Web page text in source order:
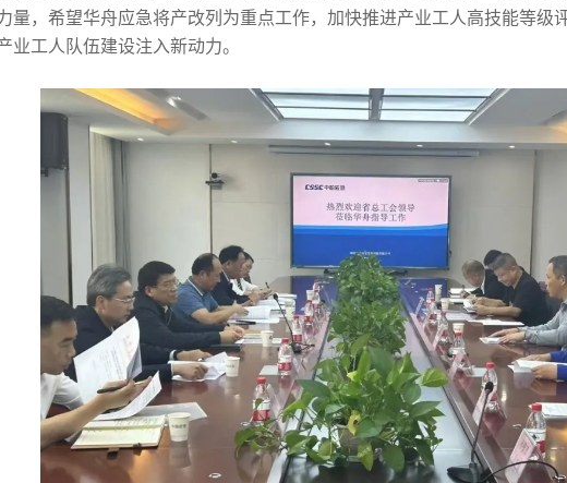
量，希望华舟应急将产改列为重点工作，加快推进产业工人高技能等级
业工人队伍建设注入新动力。